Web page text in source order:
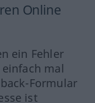
Online
ein Fehler
mal
Formular
ist